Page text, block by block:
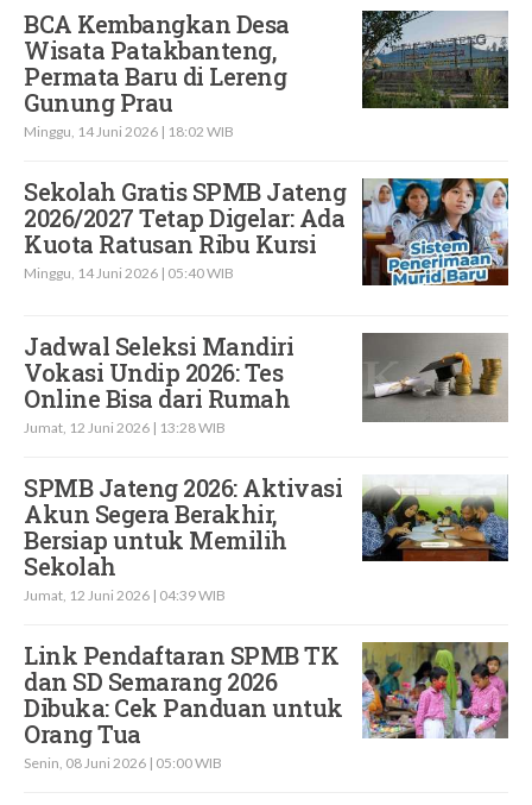
BCA Kembangkan Desa
Wisata Patakbanteng,
Permata Baru di Lereng
Gunung Prau
Minggu, 14 Juni 2026 | 18:02 WIB
Sekolah Gratis SPMB Jateng
2026/2027 Tetap Digelar: Ada
Kuota Ratusan Ribu Kursi
Minggu, 14 Juni 2026 | 05:40 WIB
Jadwal Seleksi Mandiri
Vokasi Undip 2026: Tes
Online Bisa dari Rumah
Jumat, 12 Juni 2026 | 13:28 WIB
SPMB Jateng 2026: Aktivasi
Akun Segera Berakhir,
Bersiap untuk Memilih
Sekolah
Jumat, 12 Juni 2026 | 04:39 WIB
Link Pendaftaran SPMB TK
dan SD Semarang 2026
Dibuka: Cek Panduan untuk
Orang Tua
Senin, 08 Juni 2026 | 05:00 WIB